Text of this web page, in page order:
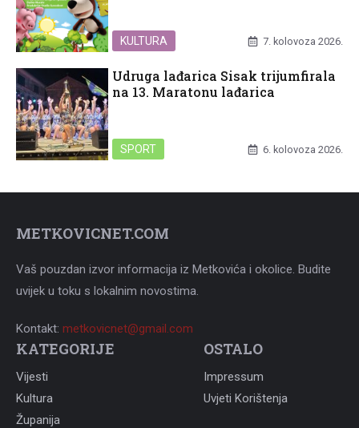
KULTURA 7. kolovoza 2026.
Udruga lađarica Sisak trijumfirala
na 13. Maratonu lađarica
SPORT 6. kolovoza 2026.
METKOVICNET.COM
Vaš pouzdan izvor informacija iz Metkovića i okolice. Budite
uvijek u toku s lokalnim novostima.
Kontakt: metkovicnet@gmail.com
KATEGORIJE
Vijesti
Kultura
Županija
OSTALO
Impressum
Uvjeti Korištenja